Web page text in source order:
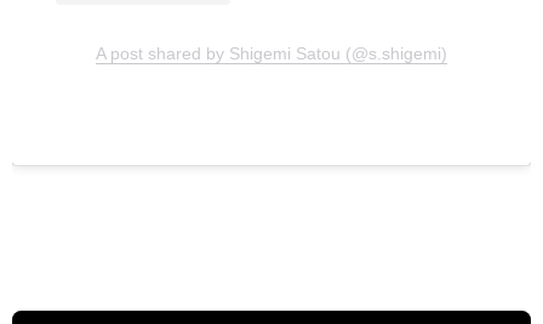
A post shared by Shigemi Satou (@s.shigemi)